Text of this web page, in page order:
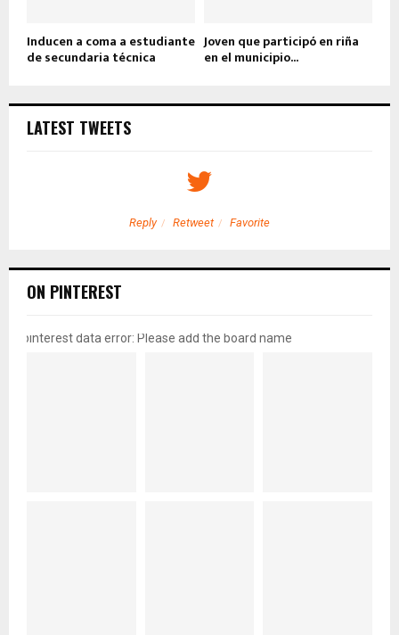
Inducen a coma a estudiante
de secundaria técnica
Joven que participó en riña
en el municipio...
LATEST TWEETS
Reply Retweet Favorite
ON PINTEREST
pinterest data error: Please add the board name